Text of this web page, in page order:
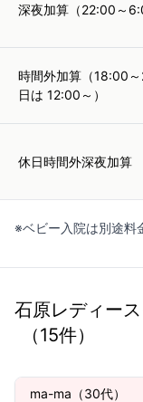
深夜加算（22:00～
時間外加算（18:00
日は 12:00～）
休日時間外深夜加算
※ベビー入院は別途料
石原レディー
（15件）
ma-ma （30代）